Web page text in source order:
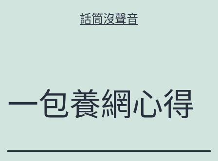
話筒沒聲音
一包養網心得